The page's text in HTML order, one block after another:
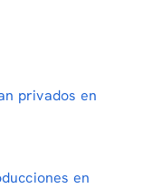
privados en
en